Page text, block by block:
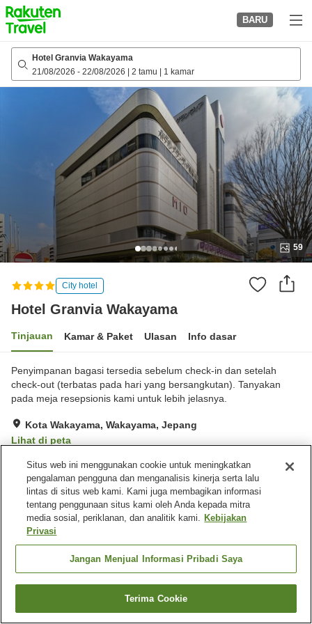
to
top
page
BARU
Hotel Granvia Wakayama
21/08/2026 - 22/08/2026 2 tamu 1 kamar
59
City hotel
Hotel Granvia Wakayama
Tinjauan Kamar & Paket Ulasan Info dasar
Penyimpanan bagasi tersedia sebelum check-in dan setelah
check-out (terbatas pada hari yang bersangkutan). Tanyakan
pada meja resepsionis kami untuk lebih jelasnya.
Kota Wakayama, Wakayama, Jepang
Lihat di peta
Hebat Ulasan:932
Fasilitas properti
Tempat parkir
Restoran
Kafe
Beranda Jepang Wakayama
Kota Wakayama
Hotel Granvia Wakayama
Cari kamar
Situs web ini menggunakan cookie untuk meningkatkan
pengalaman pengguna dan menganalisis kinerja serta lalu
lintas di situs web kami. Kami juga membagikan informasi
tentang penggunaan situs kami oleh Anda kepada mitra
media sosial, periklanan, dan analitik kami. Kebijakan
Privasi
Jangan Menjual Informasi Pribadi Saya
Terima Cookie